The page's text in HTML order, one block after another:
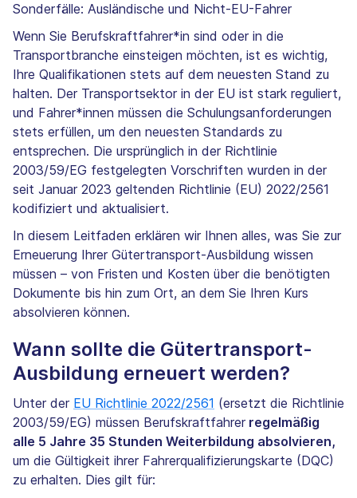
Sonderfälle: Ausländische und Nicht-EU-Fahrer
Wenn Sie Berufskraftfahrer*in sind oder in die
Transportbranche einsteigen möchten, ist es wichtig,
Ihre Qualifikationen stets auf dem neuesten Stand zu
halten. Der Transportsektor in der EU ist stark reguliert,
und Fahrer*innen müssen die Schulungsanforderungen
stets erfüllen, um den neuesten Standards zu
entsprechen. Die ursprünglich in der Richtlinie
2003/59/EG festgelegten Vorschriften wurden in der
seit Januar 2023 geltenden Richtlinie (EU) 2022/2561
kodifiziert und aktualisiert.
In diesem Leitfaden erklären wir Ihnen alles, was Sie zur
Erneuerung Ihrer Gütertransport-Ausbildung wissen
müssen – von Fristen und Kosten über die benötigten
Dokumente bis hin zum Ort, an dem Sie Ihren Kurs
absolvieren können.
Wann sollte die Gütertransport-
Ausbildung erneuert werden?
Unter der EU Richtlinie 2022/2561 (ersetzt die Richtlinie
2003/59/EG) müssen Berufskraftfahrerregelmäßig
alle 5 Jahre 35 Stunden Weiterbildung absolvieren,
um die Gültigkeit ihrer Fahrerqualifizierungskarte (DQC)
zu erhalten. Dies gilt für: